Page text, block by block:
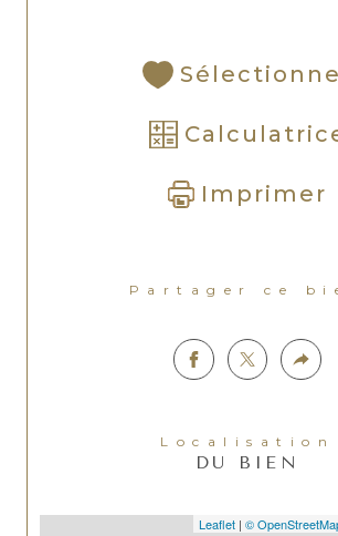
Imprimer
Partager ce
Localisation
DU BIEN
Leaflet | ©